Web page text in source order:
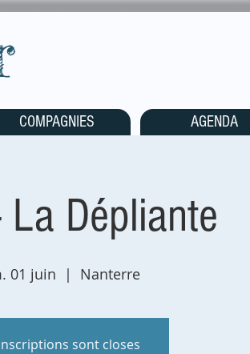
COMPAGNIES AGENDA
La Dépliante
01 juin
  |
Nanterre
sont closes